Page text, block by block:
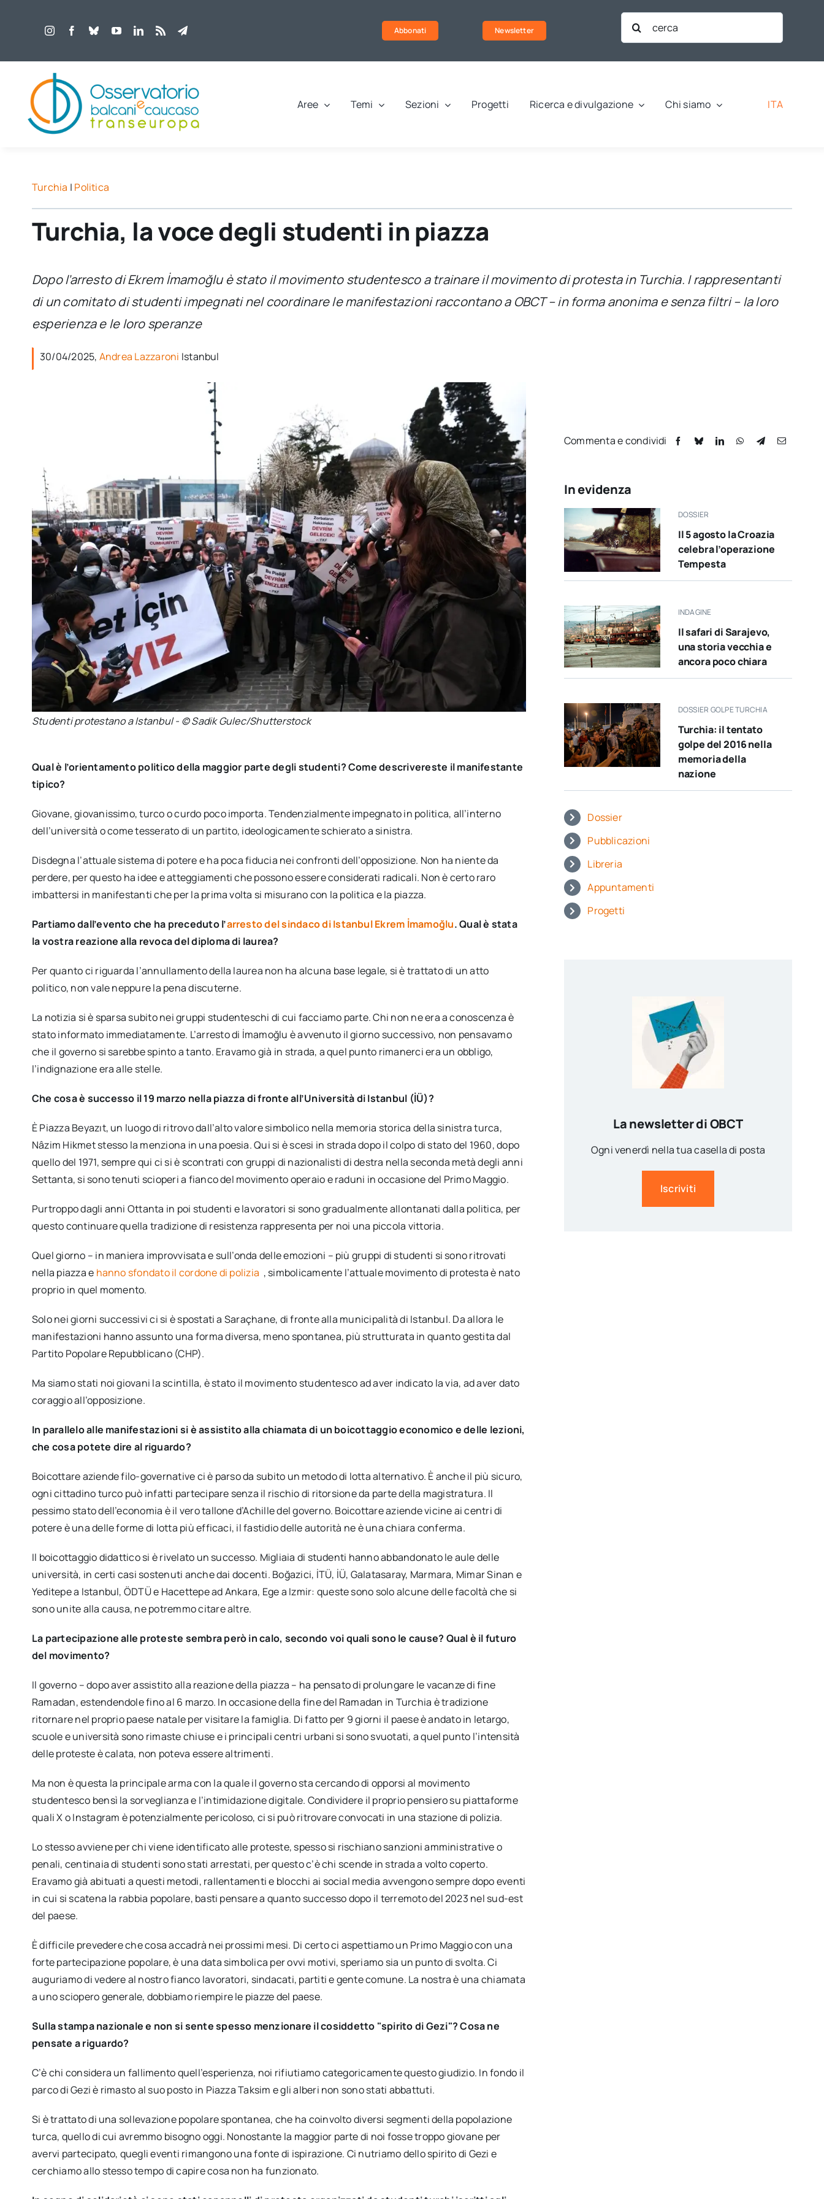
Abbonati Newsletter
Cerca
per:
Aree Temi Sezioni Progetti Ricerca e divulgazione Chi siamo ITA
Turchia | Politica
Turchia, la voce degli studenti in piazza
Dopo l’arresto di Ekrem İmamoğlu è stato il movimento studentesco a trainare il movimento di protesta in Turchia. I rappresentanti
di un comitato di studenti impegnati nel coordinare le manifestazioni raccontano a OBCT – in forma anonima e senza filtri – la loro
esperienza e le loro speranze
30/04/2025, Andrea Lazzaroni Istanbul
Studenti protestano a Istanbul - © Sadik Gulec/Shutterstock
Qual è l’orientamento politico della maggior parte degli studenti? Come descrivereste il manifestante
tipico?
Giovane, giovanissimo, turco o curdo poco importa. Tendenzialmente impegnato in politica, all’interno
dell’università o come tesserato di un partito, ideologicamente schierato a sinistra.
Disdegna l’attuale sistema di potere e ha poca fiducia nei confronti dell’opposizione. Non ha niente da
perdere, per questo ha idee e atteggiamenti che possono essere considerati radicali. Non è certo raro
imbattersi in manifestanti che per la prima volta si misurano con la politica e la piazza.
Partiamo dall’evento che ha preceduto l’arresto del sindaco di Istanbul Ekrem İmamoğlu. Qual è stata
la vostra reazione alla revoca del diploma di laurea?
Per quanto ci riguarda l’annullamento della laurea non ha alcuna base legale, si è trattato di un atto
politico, non vale neppure la pena discuterne.
La notizia si è sparsa subito nei gruppi studenteschi di cui facciamo parte. Chi non ne era a conoscenza è
stato informato immediatamente. L’arresto di İmamoğlu è avvenuto il giorno successivo, non pensavamo
che il governo si sarebbe spinto a tanto. Eravamo già in strada, a quel punto rimanerci era un obbligo,
l’indignazione era alle stelle.
Che cosa è successo il 19 marzo nella piazza di fronte all’Università di Istanbul (İÜ)?
È Piazza Beyazıt, un luogo di ritrovo dall’alto valore simbolico nella memoria storica della sinistra turca,
Nâzim Hikmet stesso la menziona in una poesia. Qui si è scesi in strada dopo il colpo di stato del 1960, dopo
quello del 1971, sempre qui ci si è scontrati con gruppi di nazionalisti di destra nella seconda metà degli anni
Settanta, si sono tenuti scioperi a fianco del movimento operaio e raduni in occasione del Primo Maggio.
Purtroppo dagli anni Ottanta in poi studenti e lavoratori si sono gradualmente allontanati dalla politica, per
questo continuare quella tradizione di resistenza rappresenta per noi una piccola vittoria.
Quel giorno – in maniera improvvisata e sull’onda delle emozioni – più gruppi di studenti si sono ritrovati
nella piazza e hanno sfondato il cordone di polizia , simbolicamente l’attuale movimento di protesta è nato
proprio in quel momento.
Solo nei giorni successivi ci si è spostati a Saraçhane, di fronte alla municipalità di Istanbul. Da allora le
manifestazioni hanno assunto una forma diversa, meno spontanea, più strutturata in quanto gestita dal
Partito Popolare Repubblicano (CHP).
Ma siamo stati noi giovani la scintilla, è stato il movimento studentesco ad aver indicato la via, ad aver dato
coraggio all’opposizione.
In parallelo alle manifestazioni si è assistito alla chiamata di un boicottaggio economico e delle lezioni,
che cosa potete dire al riguardo?
Boicottare aziende filo-governative ci è parso da subito un metodo di lotta alternativo. È anche il più sicuro,
ogni cittadino turco può infatti partecipare senza il rischio di ritorsione da parte della magistratura. Il
pessimo stato dell’economia è il vero tallone d’Achille del governo. Boicottare aziende vicine ai centri di
potere è una delle forme di lotta più efficaci, il fastidio delle autorità ne è una chiara conferma.
Il boicottaggio didattico si è rivelato un successo. Migliaia di studenti hanno abbandonato le aule delle
università, in certi casi sostenuti anche dai docenti. Boğazici, İTÜ, İÜ, Galatasaray, Marmara, Mimar Sinan e
Yeditepe a Istanbul, ÖDTÜ e Hacettepe ad Ankara, Ege a Izmir: queste sono solo alcune delle facoltà che si
sono unite alla causa, ne potremmo citare altre.
La partecipazione alle proteste sembra però in calo, secondo voi quali sono le cause? Qual è il futuro
del movimento?
Il governo – dopo aver assistito alla reazione della piazza – ha pensato di prolungare le vacanze di fine
Ramadan, estendendole fino al 6 marzo. In occasione della fine del Ramadan in Turchia è tradizione
ritornare nel proprio paese natale per visitare la famiglia. Di fatto per 9 giorni il paese è andato in letargo,
scuole e università sono rimaste chiuse e i principali centri urbani si sono svuotati, a quel punto l’intensità
delle proteste è calata, non poteva essere altrimenti.
Ma non è questa la principale arma con la quale il governo sta cercando di opporsi al movimento
studentesco bensì la sorveglianza e l’intimidazione digitale. Condividere il proprio pensiero su piattaforme
quali X o Instagram è potenzialmente pericoloso, ci si può ritrovare convocati in una stazione di polizia.
Lo stesso avviene per chi viene identificato alle proteste, spesso si rischiano sanzioni amministrative o
penali, centinaia di studenti sono stati arrestati, per questo c’è chi scende in strada a volto coperto.
Eravamo già abituati a questi metodi, rallentamenti e blocchi ai social media avvengono sempre dopo eventi
in cui si scatena la rabbia popolare, basti pensare a quanto successo dopo il terremoto del 2023 nel sud-est
del paese.
È difficile prevedere che cosa accadrà nei prossimi mesi. Di certo ci aspettiamo un Primo Maggio con una
forte partecipazione popolare, è una data simbolica per ovvi motivi, speriamo sia un punto di svolta. Ci
auguriamo di vedere al nostro fianco lavoratori, sindacati, partiti e gente comune. La nostra è una chiamata
a uno sciopero generale, dobbiamo riempire le piazze del paese.
Sulla stampa nazionale e non si sente spesso menzionare il cosiddetto "spirito di Gezi"? Cosa ne
pensate a riguardo?
C’è chi considera un fallimento quell’esperienza, noi rifiutiamo categoricamente questo giudizio. In fondo il
parco di Gezi è rimasto al suo posto in Piazza Taksim e gli alberi non sono stati abbattuti.
Si è trattato di una sollevazione popolare spontanea, che ha coinvolto diversi segmenti della popolazione
turca, quello di cui avremmo bisogno oggi. Nonostante la maggior parte di noi fosse troppo giovane per
avervi partecipato, quegli eventi rimangono una fonte di ispirazione. Ci nutriamo dello spirito di Gezi e
cerchiamo allo stesso tempo di capire cosa non ha funzionato.
Commenta e condividi
In evidenza
DOSSIER
Il 5 agosto la Croazia
celebra l’operazione
Tempesta
INDAGINE
Il safari di Sarajevo,
una storia vecchia e
ancora poco chiara
DOSSIER GOLPE TURCHIA
Turchia: il tentato
golpe del 2016 nella
memoria della
nazione
Dossier
Pubblicazioni
Libreria
Appuntamenti
Progetti
La newsletter di OBCT
Ogni venerdì nella tua casella di posta
Iscriviti